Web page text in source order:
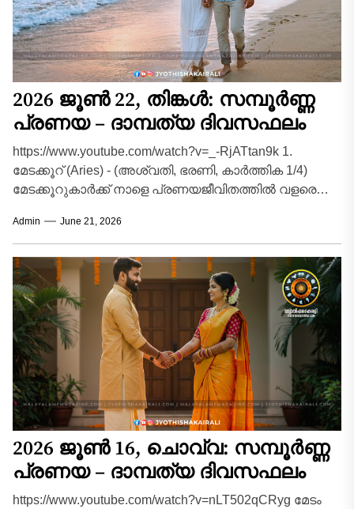
2026 ജൂൺ 22, തിങ്കൾ: സമ്പൂർണ്ണ
പ്രണയ – ദാമ്പത്യ ദിവസഫലം
https://www.youtube.com/watch?v=_-RjATtan9k 1.
മേടക്കൂറ് (Aries) - (അശ്വതി, ഭരണി, കാർത്തിക 1/4)
മേടക്കൂറുകാർക്ക് നാളെ പ്രണയജീവിതത്തിൽ വളരെ
പങ്കാളിയുമായി ദീർഘനാളായി നിലനിന്നിരുന്ന...
Admin June 21, 2026
2026 ജൂൺ 16, ചൊവ്വ: സമ്പൂർണ്ണ
പ്രണയ – ദാമ്പത്യ ദിവസഫലം
https://www.youtube.com/watch?v=nLT502qCRyg മേടം